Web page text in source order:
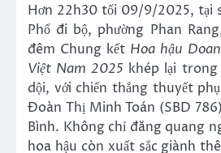
Hơn 22h30 tối 09/9/2025, tại
Phố đi bộ, phường Phan
đêm Chung kết Hoa hậu
Việt Nam 2025 khép lại
dội, với chiến thắng thuyết
Đoàn Thị Minh Toán (SBD
Bình. Không chỉ đăng quang
hoa hậu còn xuất sắc giành